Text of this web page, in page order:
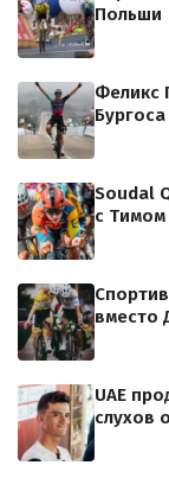
Польши
Феликс
Soudal
с
вместо
UAE
слухов